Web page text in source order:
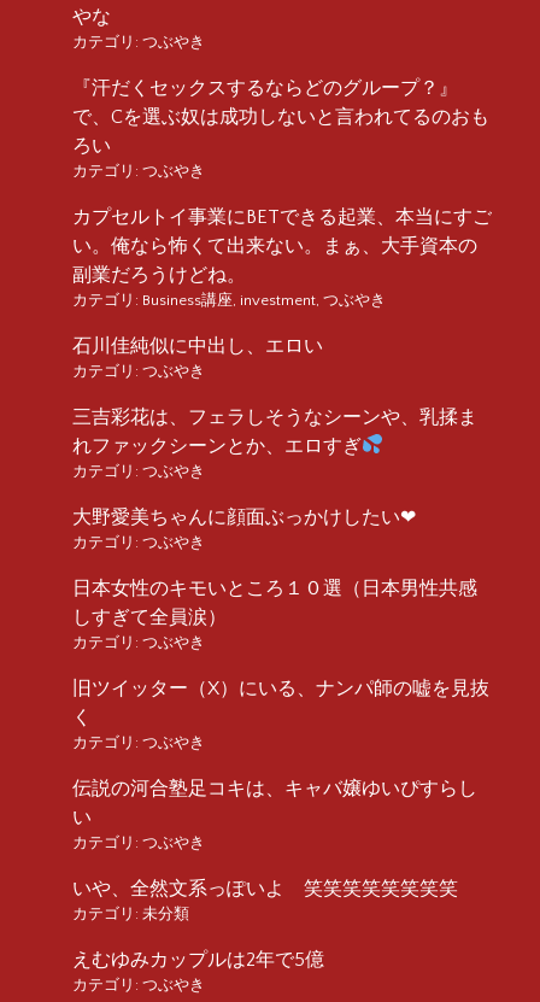
やな
カテゴリ: つぶやき
『汗だくセックスするならどのグループ？』
で、Cを選ぶ奴は成功しないと言われてるのおも
ろい
カテゴリ: つぶやき
カプセルトイ事業にBETできる起業、本当にすご
い。俺なら怖くて出来ない。まぁ、大手資本の
副業だろうけどね。
カテゴリ: Business講座 investment つぶやき
石川佳純似に中出し、エロい
カテゴリ: つぶやき
三吉彩花は、フェラしそうなシーンや、乳揉ま
れファックシーンとか、エロすぎ
カテゴリ: つぶやき
大野愛美ちゃんに顔面ぶっかけしたい❤︎
カテゴリ: つぶやき
日本女性のキモいところ１０選（日本男性共感
しすぎて全員涙）
カテゴリ: つぶやき
旧ツイッター（X）にいる、ナンパ師の嘘を見抜
く
カテゴリ: つぶやき
伝説の河合塾足コキは、キャバ嬢ゆいぴすらし
い
カテゴリ: つぶやき
いや、全然文系っぽいよ 笑笑笑笑笑笑笑笑
カテゴリ: 未分類
えむゆみカップルは2年で5億
カテゴリ: つぶやき